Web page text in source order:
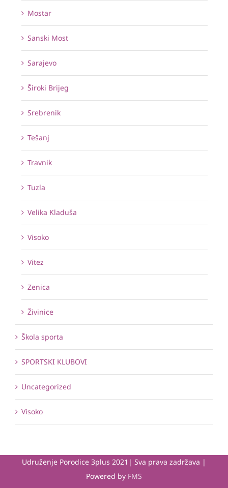
Mostar
Sanski Most
Sarajevo
Široki Brijeg
Srebrenik
Tešanj
Travnik
Tuzla
Velika Kladuša
Visoko
Vitez
Zenica
Živinice
Škola sporta
SPORTSKI KLUBOVI
Uncategorized
Visoko
Udruženje Porodice 3plus 2021| Sva prava zadržava |
Powered by FMS